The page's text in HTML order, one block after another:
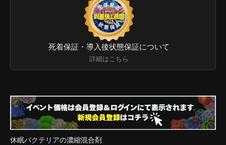
死着保証・導入後状態保証について
詳細はこちら
休眠バクテリアの濃縮混合剤